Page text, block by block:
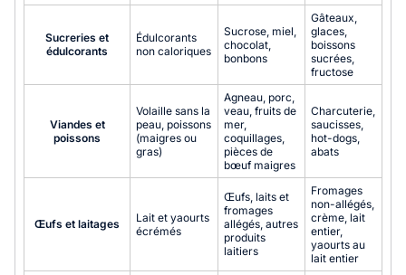
Sucreries et
édulcorants
Édulcorants
non caloriques
Sucrose, miel,
chocolat,
bonbons
Gâteaux,
glaces,
boissons
sucrées,
fructose
Viandes et
poissons
Volaille sans la
peau, poissons
(maigres ou
gras)
Agneau, porc,
veau, fruits de
mer,
coquillages,
pièces de
bœuf maigres
Charcuterie,
saucisses,
hot-dogs,
abats
Œufs et laitages
Lait et yaourts
écrémés
Œufs, laits et
fromages
allégés, autres
produits
laitiers
Fromages
non-allégés,
crème, lait
entier,
yaourts au
lait entier